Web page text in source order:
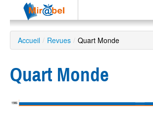
Le réseau
Soutien
Accueil / Revues / Quart Monde
Quart Monde
1986